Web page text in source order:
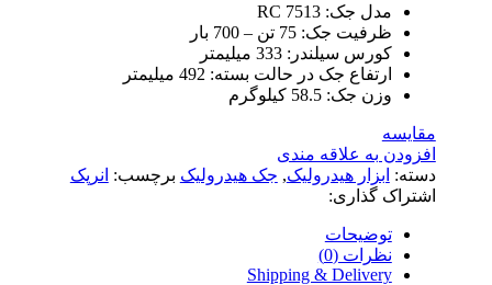
مدل جک: RC 7513
ظرفیت جک: 75 تن – 700 بار
کورس سیلندر: 333 میلیمتر
ارتفاع جک در حالت بسته: 492 میلیمتر
وزن جک: 58.5 کیلوگرم
مقایسه
افزودن به علاقه مندی
دسته: ابزار هیدرولیک, جک هیدرولیک برچسب: انرپک
اشتراک گذاری:
توضیحات
نظرات (0)
Shipping & Delivery